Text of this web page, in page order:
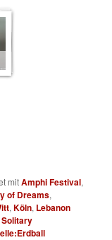
mitAmphi Festival,
of Dreams,
,Köln, Lebanon
Solitary